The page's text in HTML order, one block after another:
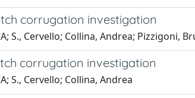
corrugation investigation
S., Cervello; Collina, Andrea; Pizzigoni,
corrugation investigation
S., Cervello; Collina, Andrea